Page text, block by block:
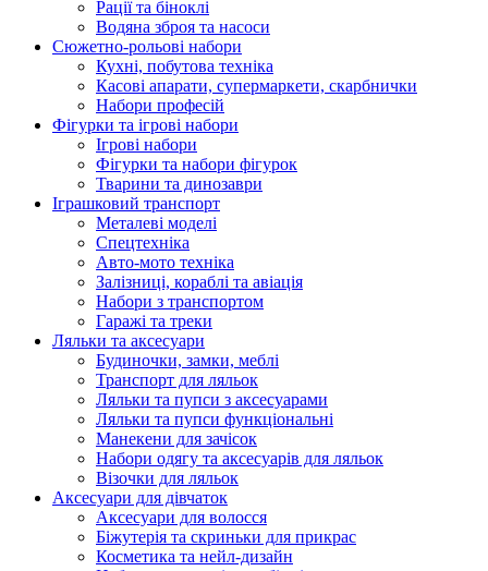
Рації та біноклі
Водяна зброя та насоси
Сюжетно-рольові набори
Кухні, побутова техніка
Касові апарати, супермаркети, скарбнички
Набори професій
Фігурки та ігрові набори
Ігрові набори
Фігурки та набори фігурок
Тварини та динозаври
Іграшковий транспорт
Металеві моделі
Спецтехніка
Авто-мото техніка
Залізниці, кораблі та авіація
Набори з транспортом
Гаражі та треки
Ляльки та аксесуари
Будиночки, замки, меблі
Транспорт для ляльок
Ляльки та пупси з аксесуарами
Ляльки та пупси функціональні
Манекени для зачісок
Набори одягу та аксесуарів для ляльок
Візочки для ляльок
Аксесуари для дівчаток
Аксесуари для волосся
Біжутерія та скриньки для прикрас
Косметика та нейл-дизайн